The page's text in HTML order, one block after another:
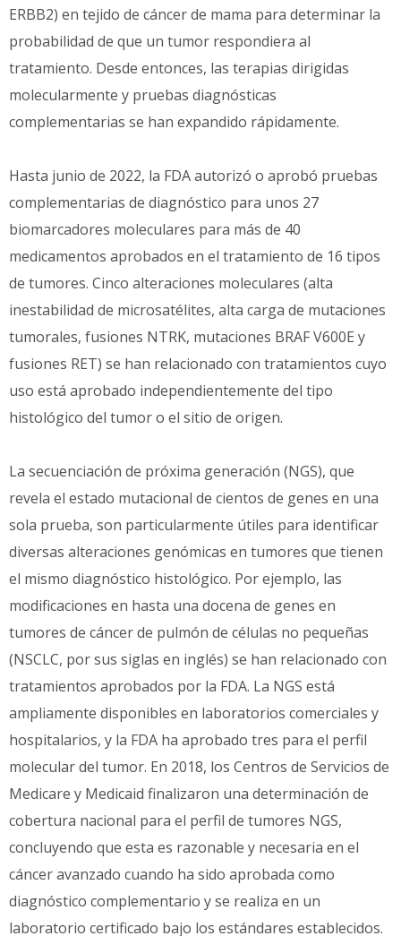
ERBB2) en tejido de cáncer de mama para determinar la
probabilidad de que un tumor respondiera al
tratamiento. Desde entonces, las terapias dirigidas
molecularmente y pruebas diagnósticas
complementarias se han expandido rápidamente.
Hasta junio de 2022, la FDA autorizó o aprobó pruebas
complementarias de diagnóstico para unos 27
biomarcadores moleculares para más de 40
medicamentos aprobados en el tratamiento de 16 tipos
de tumores. Cinco alteraciones moleculares (alta
inestabilidad de microsatélites, alta carga de mutaciones
tumorales, fusiones NTRK, mutaciones BRAF V600E y
fusiones RET) se han relacionado con tratamientos cuyo
uso está aprobado independientemente del tipo
histológico del tumor o el sitio de origen.
La secuenciación de próxima generación (NGS), que
revela el estado mutacional de cientos de genes en una
sola prueba, son particularmente útiles para identificar
diversas alteraciones genómicas en tumores que tienen
el mismo diagnóstico histológico. Por ejemplo, las
modificaciones en hasta una docena de genes en
tumores de cáncer de pulmón de células no pequeñas
(NSCLC, por sus siglas en inglés) se han relacionado con
tratamientos aprobados por la FDA. La NGS está
ampliamente disponibles en laboratorios comerciales y
hospitalarios, y la FDA ha aprobado tres para el perfil
molecular del tumor. En 2018, los Centros de Servicios de
Medicare y Medicaid finalizaron una determinación de
cobertura nacional para el perfil de tumores NGS,
concluyendo que esta es razonable y necesaria en el
cáncer avanzado cuando ha sido aprobada como
diagnóstico complementario y se realiza en un
laboratorio certificado bajo los estándares establecidos.